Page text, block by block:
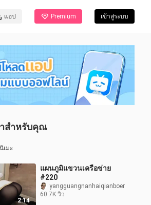
แอป Premium เข้าสู่ระบบ
สำหรับคุณ
เมะ
2:14
แผนภูมิแขวนเครือข่าย
#220
yangguangnanhaiqianboer
60.7K วิว